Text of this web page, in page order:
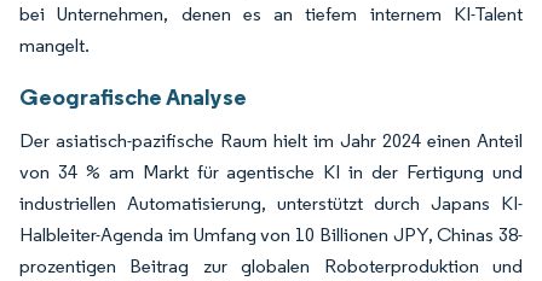
bei Unternehmen, denen es an tiefem internem KI-Talent
mangelt.
Geografische Analyse
Der asiatisch-pazifische Raum hielt im Jahr 2024 einen Anteil
von 34 % am Markt für agentische KI in der Fertigung und
industriellen Automatisierung, unterstützt durch Japans KI-
Halbleiter-Agenda im Umfang von 10 Billionen JPY, Chinas 38-
prozentigen Beitrag zur globalen Roboterproduktion und